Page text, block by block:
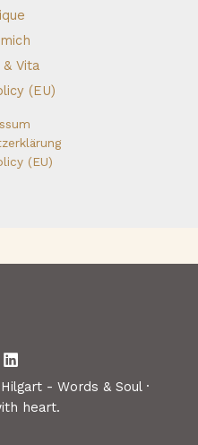
Vita
(EU)
(EU)
- Words & Soul ·
heart.